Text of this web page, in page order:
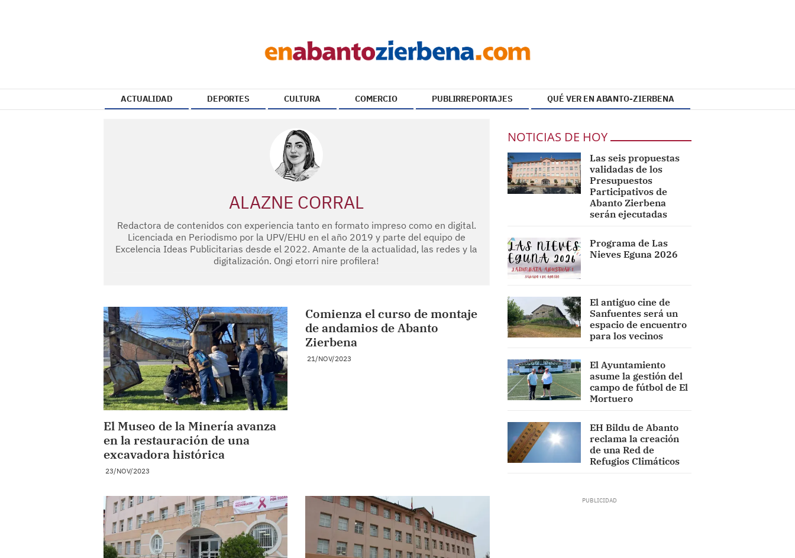
ACTUALIDAD DEPORTES CULTURA COMERCIO PUBLIRREPORTAJES QUÉ VER EN ABANTO-ZIERBENA
ALAZNE CORRAL
Redactora de contenidos con experiencia tanto en formato impreso como en digital.
Licenciada en Periodismo por la UPV/EHU en el año 2019 y parte del equipo de
Excelencia Ideas Publicitarias desde el 2022. Amante de la actualidad, las redes y la
digitalización. Ongi etorri nire profilera!
El Museo de la Minería avanza
en la restauración de una
excavadora histórica
23/NOV/2023
Comienza el curso de montaje
de andamios de Abanto
Zierbena
21/NOV/2023
NOTICIAS DE HOY
Las seis propuestas
validadas de los
Presupuestos
Participativos de
Abanto Zierbena
serán ejecutadas
Programa de Las
Nieves Eguna 2026
El antiguo cine de
Sanfuentes será un
espacio de encuentro
para los vecinos
El Ayuntamiento
asume la gestión del
campo de fútbol de El
Mortuero
EH Bildu de Abanto
reclama la creación
de una Red de
Refugios Climáticos